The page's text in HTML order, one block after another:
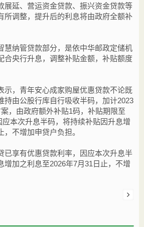
展延、营运资金贷款、振兴资金贷款等
所调整，提升后的利息将由政府全额补
慧纳管贷款部分，是依中华邮政定储机
合央行升息，调整补贴金额，补贴额度
示，青年安心成家购屋优惠贷款不论既
持由公股行库自行吸收半码，加计2023
，由政府额外补贴1码，补贴期限至
应本次升息半码，将持续补贴因升息增
不增加申贷户负担。
已享有优惠贷款利率，因应本次升息半
增加之利息至2026年7月31日止，不增